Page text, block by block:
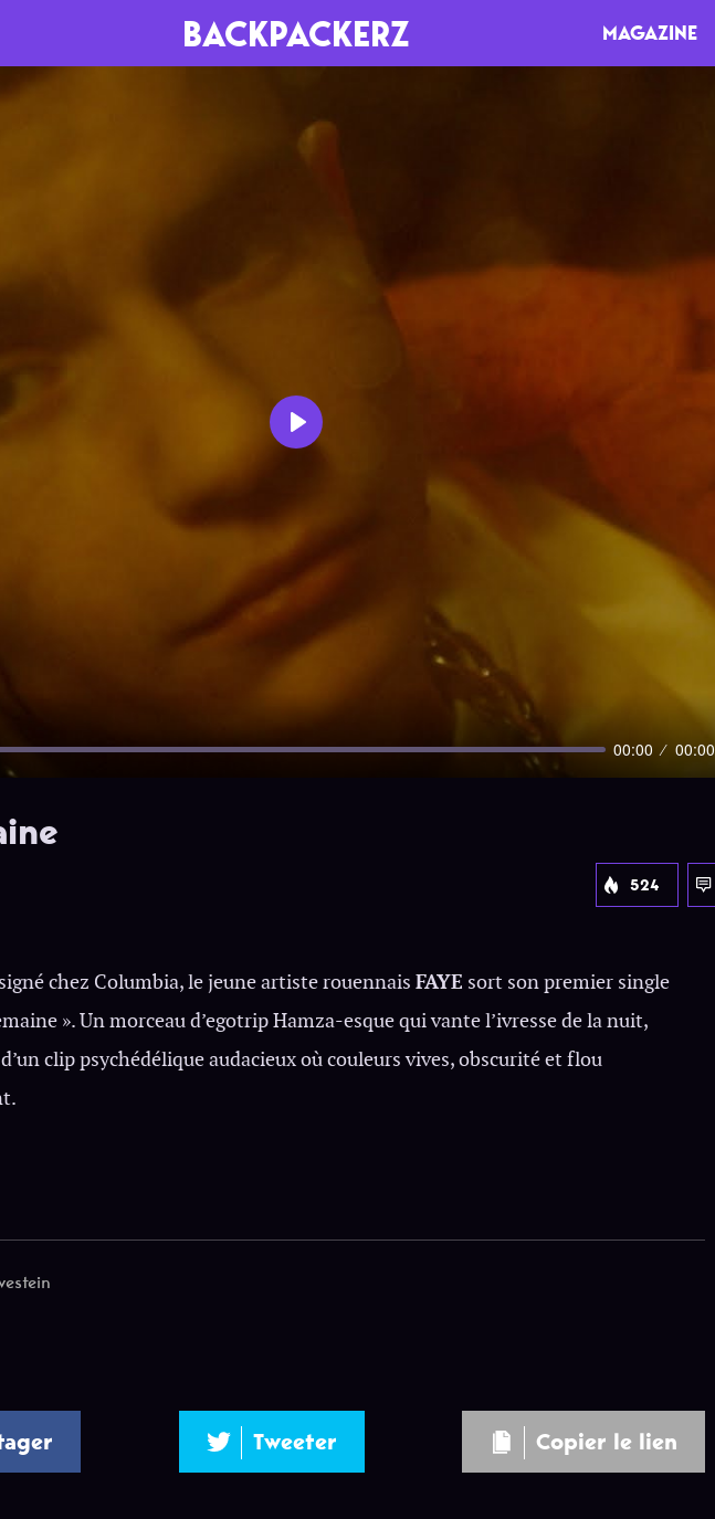
BACKPACKERZ MAGAZINE
Podcasts
00:00 00:00
Play
524
chez Columbia, le jeune artiste rouennais FAYE sort son premier single
». Un morceau d’egotrip Hamza-esque qui vante l’ivresse de la nuit,
clip psychédélique audacieux où couleurs vives, obscurité et flou
Tweeter Copier le lien